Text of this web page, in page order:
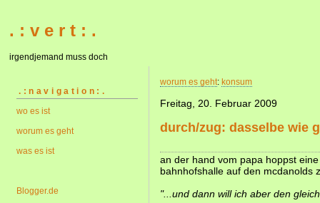
. : v e r t : .
irgendjemand muss doch
.:navigation:.
wo es ist
worum es geht
was es ist
Blogger.de
worum es geht: konsum
Freitag, 20. Februar 2009
durch/zug: dasselbe wie
an der hand vom papa hoppst
bahnhofshalle auf den mcdanolds
"...und dann will ich aber den